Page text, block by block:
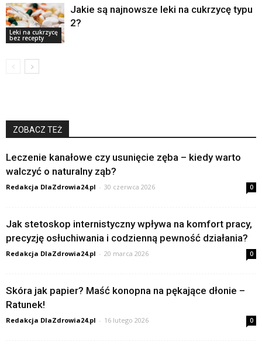
Leki na cukrzycę
bez recepty
Jakie są najnowsze leki na cukrzycę typu
2?
ZOBACZ TEŻ
Leczenie kanałowe czy usunięcie zęba – kiedy warto
walczyć o naturalny ząb?
Redakcja DlaZdrowia24.pl - 30 czerwca 2026 0
Jak stetoskop internistyczny wpływa na komfort pracy,
precyzję osłuchiwania i codzienną pewność działania?
Redakcja DlaZdrowia24.pl - 20 marca 2026 0
Skóra jak papier? Maść konopna na pękające dłonie –
Ratunek!
Redakcja DlaZdrowia24.pl - 16 lutego 2026 0